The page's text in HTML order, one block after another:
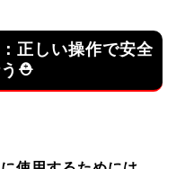
正しい操作で安全
う⛑